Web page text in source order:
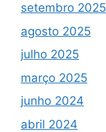
setembro 2025
agosto 2025
julho 2025
março 2025
junho 2024
abril 2024